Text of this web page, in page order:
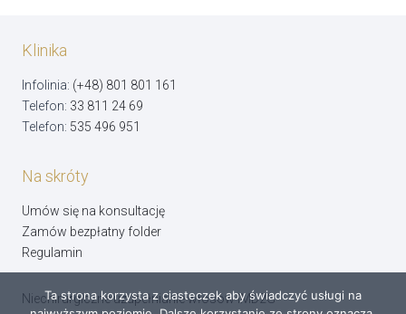
Klinika
Infolinia: (+48) 801 801 161
Telefon: 33 811 24 69
Telefon: 535 496 951
Na skróty
Umów się na konsultację
Zamów bezpłatny folder
Regulamin
Niechirurgiczne uzupełnianie włosów IMD2G
Ta strona korzysta z ciasteczek aby świadczyć usługi na